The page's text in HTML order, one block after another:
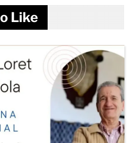
Like